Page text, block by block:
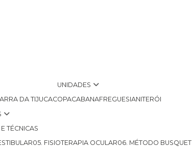
UNIDADES
BARRA DA TIJUCA
COPACABANA FREGUESIA
NITERÓI
TÉCNICAS
05. FISIOTERAPIA OCULAR
06. MÉTODO BUSQUET